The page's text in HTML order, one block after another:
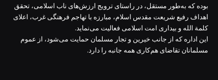
بوده که به‌طور مستقل، در راستای ترویج ارزش‌های ناب اسلامی، تحقق
اهداف رفیع شریعت مقدس اسلام، مبارزه با تهاجم فرهنگی غرب، اعلای
کلمة الله و بیداری امت اسلامی فعالیت می‌نماید.
این اداره که از جانب خیرین و تجار مسلمان حمایت می‌شود، از عموم
مسلمانان تقاضای هم‌کاری همه جانبه را دارد.